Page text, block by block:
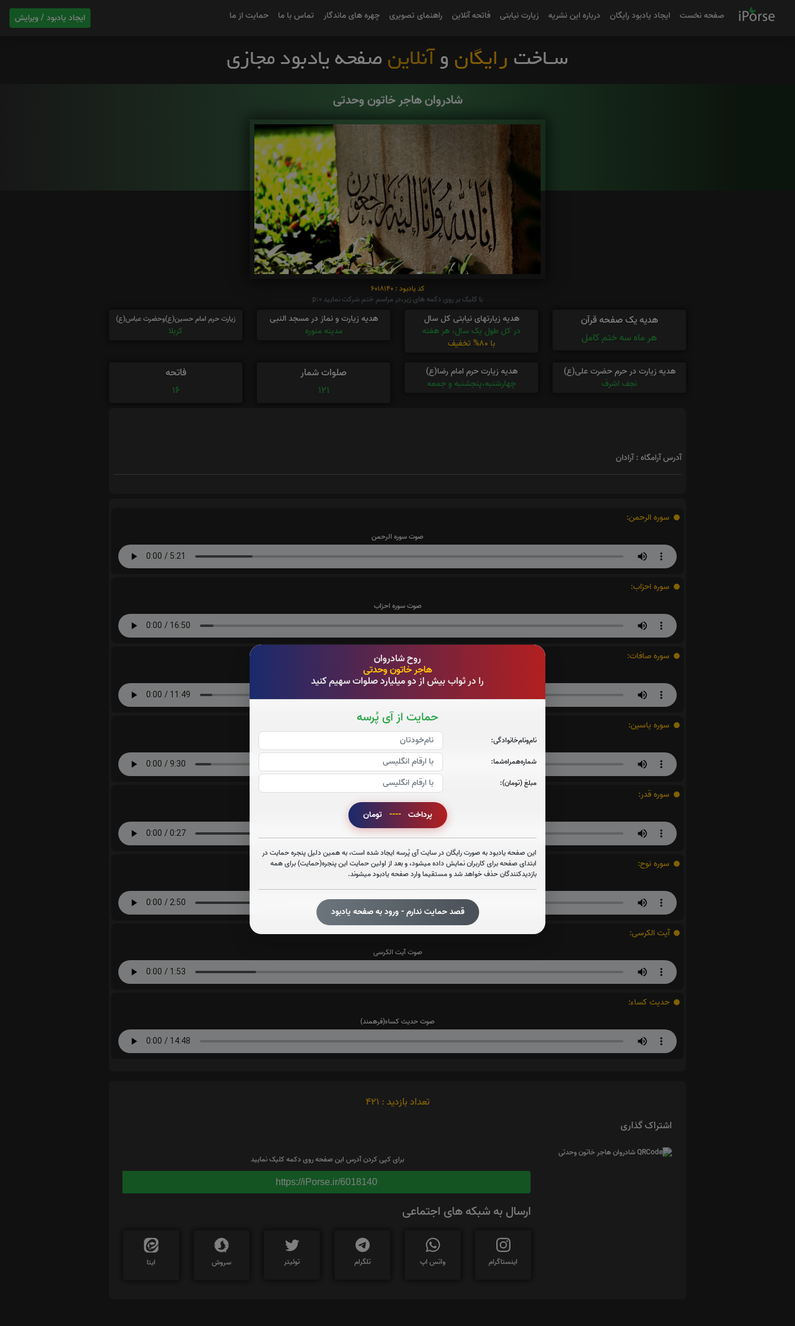
ایجاد یادبود / ویرایش صفحه نخست ایجاد یادبود رایگان درباره این نشریه زیارت نیابتی فاتحه آنلاین راهنمای تصویری چهره های ماندگار تماس با ما حمایت از ما
روح شادروان
هاجر خاتون وحدتی
را در ثواب بیش از دو میلیارد صلوات سهیم کنید
حمایت از آی پُرسه
نام‌و‌نام‌خانوادگی:
شماره‌همراه‌شما:
مبلغ (تومان):
پرداخت ---- تومان
این صفحه یادبود به صورت رایگان در سایت آی پُرسه ایجاد شده است، به همین دلیل پنجره حمایت در
ابتدای صفحه برای کاربران نمایش داده میشود، و بعد از اولین حمایت این پنجره(حمایت) برای همه
بازدیدکنندگان حذف خواهد شد و مستقیما وارد صفحه یادبود میشوند.
قصد حمایت ندارم - ورود به صفحه یادبود
شادروان هاجر خاتون وحدتی
کد یادبود : 6018140
با کلیک بر روی دکمه های زیر،در مراسم ختم شرکت نمایید p:0
هدیه یک صفحه قرآن
هر ماه سه ختم کامل
هدیه زیارتهای نیابتی کل سال
در کل طول یک سال، هر هفته
با 80% تخفیف
هدیه زیارت و نماز در مسجد النبی
مدینه منوره
زیارت حرم امام حسین(ع)وحضرت عباس(ع)
کربلا
هدیه زیارت در حرم حضرت علی(ع)
نجف اشرف
هدیه زیارت حرم امام رضا(ع)
چهارشنبه،پنجشنبه و جمعه
صلوات شمار
121
فاتحه
16
آدرس آرامگاه : آرادان
سوره الرحمن:
صوت سوره الرحمن
سوره احزاب:
صوت سوره احزاب
سوره صافات:
صوت سوره صافات
سوره یاسین:
صوت سوره یاسین
سوره قدر:
صوت سوره قدر
سوره نوح:
آیت الکرسی:
صوت آیت الکرسی
حدیث کساء:
صوت حدیث کساء(فرهمند)
تعداد بازدید : 421
اشتراک گذاری
برای کپی کردن آدرس این صفحه روی دکمه کلیک نمایید
https://iPorse.ir/6018140
ارسال به شبکه های اجتماعی
اینستاگرام واتس اپ تلگرام توئیتر سروش ایتا